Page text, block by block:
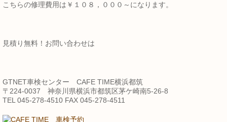
こちらの修理費用は￥１０８，０００～になります。
見積り無料！お問い合わせは
GTNET車検センター CAFE TIME横浜都筑
〒224-0037 神奈川県横浜市都筑区茅ケ崎南5-26-8
TEL 045-278-4510 FAX 045-278-4511